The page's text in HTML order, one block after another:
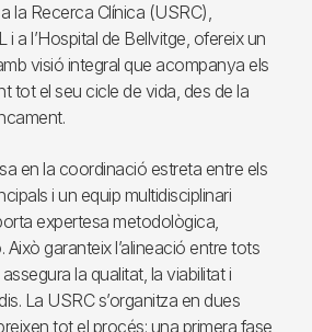
la Recerca Clínica (USRC),
i a l’Hospital de Bellvitge, ofereix un
visió integral que acompanya els
tot el seu cicle de vida, des de la
en la coordinació estreta entre els
i un equip multidisciplinari
expertesa metodològica,
Això garanteix l’alineació entre tots
la qualitat, la viabilitat i
La USRC s’organitza en dues
tot el procés: una primera fase